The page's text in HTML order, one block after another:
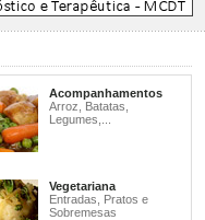
Acompanhamentos
Arroz, Batatas,
Legumes,...
Vegetariana
Entradas, Pratos e
Sobremesas